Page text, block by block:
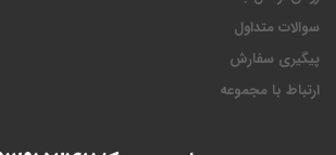
سوالات متداول
پیگیری سفارش
ارتباط با مجموعه